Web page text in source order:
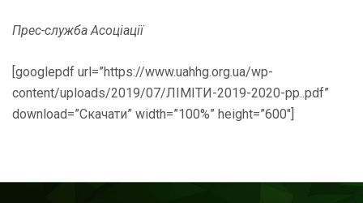
Прес-служба Асоціації
[googlepdf url=”https://www.uahhg.org.ua/wp-
content/uploads/2019/07/ЛІМІТИ-2019-2020-рр..pdf”
download=”Скачати” width=”100%” height=”600″]